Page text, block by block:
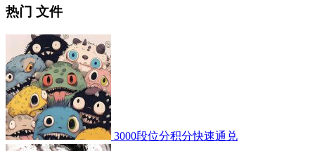
热门 文件
3000段位分积分快速通兑